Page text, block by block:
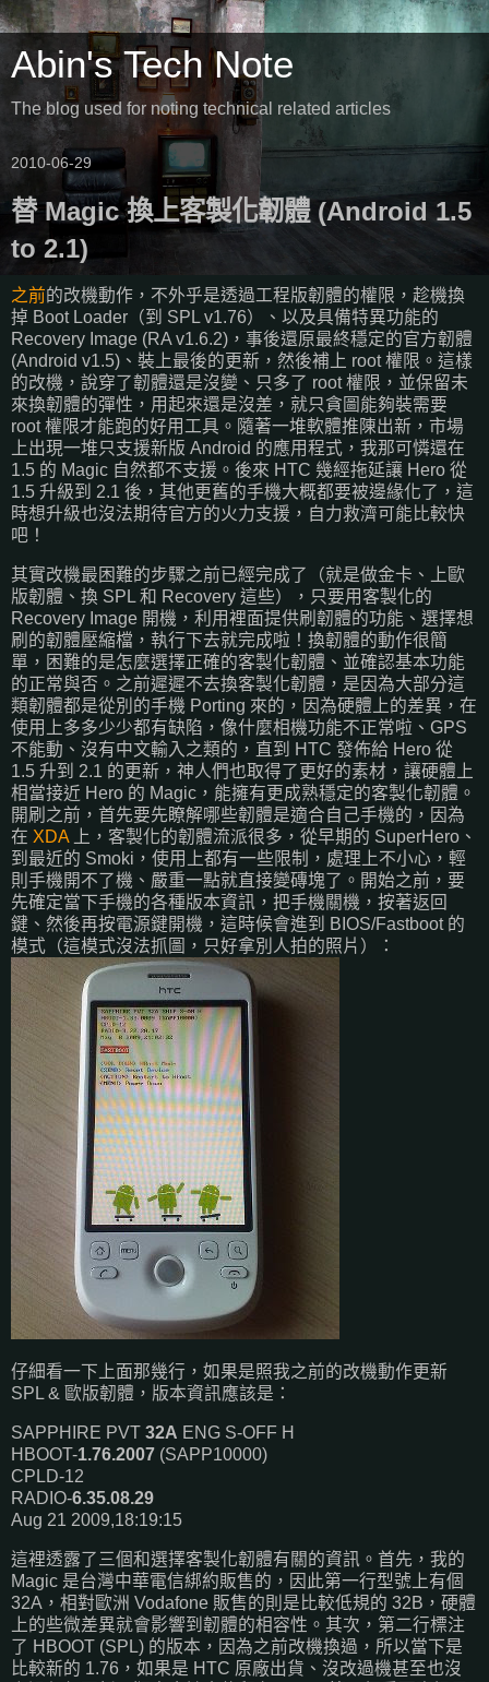
Abin's Tech Note
The blog used for noting technical related articles
2010-06-29
替 Magic 換上客製化韌體 (Android 1.5
to 2.1)
之前的改機動作，不外乎是透過工程版韌體的權限，趁機換
掉 Boot Loader（到 SPL v1.76）、以及具備特異功能的
Recovery Image (RA v1.6.2)，事後還原最終穩定的官方韌體
(Android v1.5)、裝上最後的更新，然後補上 root 權限。這樣
的改機，說穿了韌體還是沒變、只多了 root 權限，並保留未
來換韌體的彈性，用起來還是沒差，就只貪圖能夠裝需要
root 權限才能跑的好用工具。隨著一堆軟體推陳出新，市場
上出現一堆只支援新版 Android 的應用程式，我那可憐還在
1.5 的 Magic 自然都不支援。後來 HTC 幾經拖延讓 Hero 從
1.5 升級到 2.1 後，其他更舊的手機大概都要被邊緣化了，這
時想升級也沒法期待官方的火力支援，自力救濟可能比較快
吧！
其實改機最困難的步驟之前已經完成了（就是做金卡、上歐
版韌體、換 SPL 和 Recovery 這些），只要用客製化的
Recovery Image 開機，利用裡面提供刷韌體的功能、選擇想
刷的韌體壓縮檔，執行下去就完成啦！換韌體的動作很簡
單，困難的是怎麼選擇正確的客製化韌體、並確認基本功能
的正常與否。之前遲遲不去換客製化韌體，是因為大部分這
類韌體都是從別的手機 Porting 來的，因為硬體上的差異，在
使用上多多少少都有缺陷，像什麼相機功能不正常啦、GPS
不能動、沒有中文輸入之類的，直到 HTC 發佈給 Hero 從
1.5 升到 2.1 的更新，神人們也取得了更好的素材，讓硬體上
相當接近 Hero 的 Magic，能擁有更成熟穩定的客製化韌體。
開刷之前，首先要先瞭解哪些韌體是適合自己手機的，因為
在 XDA 上，客製化的韌體流派很多，從早期的 SuperHero、
到最近的 Smoki，使用上都有一些限制，處理上不小心，輕
則手機開不了機、嚴重一點就直接變磚塊了。開始之前，要
先確定當下手機的各種版本資訊，把手機關機，按著返回
鍵、然後再按電源鍵開機，這時候會進到 BIOS/Fastboot 的
模式（這模式沒法抓圖，只好拿別人拍的照片）：
仔細看一下上面那幾行，如果是照我之前的改機動作更新
SPL & 歐版韌體，版本資訊應該是：
SAPPHIRE PVT 32A ENG S-OFF H
HBOOT-1.76.2007 (SAPP10000)
CPLD-12
RADIO-6.35.08.29
Aug 21 2009,18:19:15
這裡透露了三個和選擇客製化韌體有關的資訊。首先，我的
Magic 是台灣中華電信綁約販售的，因此第一行型號上有個
32A，相對歐洲 Vodafone 販售的則是比較低規的 32B，硬體
上的些微差異就會影響到韌體的相容性。其次，第二行標注
了 HBOOT (SPL) 的版本，因為之前改機換過，所以當下是
比較新的 1.76，如果是 HTC 原廠出貨、沒改過機甚至也沒